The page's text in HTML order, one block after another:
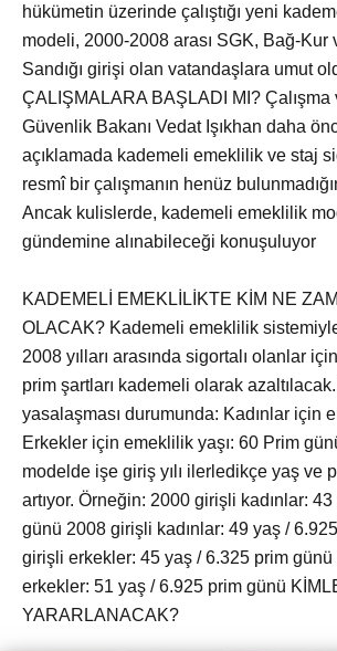
hükümetin üzerinde çalıştığı yeni
modeli, 2000-2008 arası SGK, Bağ-Kur
Sandığı girişi olan vatandaşlara umut
ÇALIŞMALARA BAŞLADI MI? Çalışma
Güvenlik Bakanı Vedat Işıkhan daha
açıklamada kademeli emeklilik ve staj
resmî bir çalışmanın henüz
Ancak kulislerde, kademeli emeklilik
gündemine alınabileceği konuşuluyor
KADEMELİ EMEKLİLİKTE KİM NE
OLACAK? Kademeli emeklilik
2008 yılları arasında sigortalı olanlar
prim şartları kademeli olarak
yasalaşması durumunda: Kadınlar için
Erkekler için emeklilik yaşı: 60 Prim
modelde işe giriş yılı ilerledikçe yaş ve
artıyor. Örneğin: 2000 girişli kadınlar:
günü 2008 girişli kadınlar: 49 yaş /
girişli erkekler: 45 yaş / 6.325 prim
erkekler: 51 yaş / 6.925 prim günü
YARARLANACAK?